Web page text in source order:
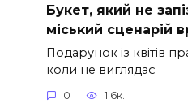
Букет, який не
міський сценарій
Подарунок із квітів
коли не виглядає
0 1.6к.